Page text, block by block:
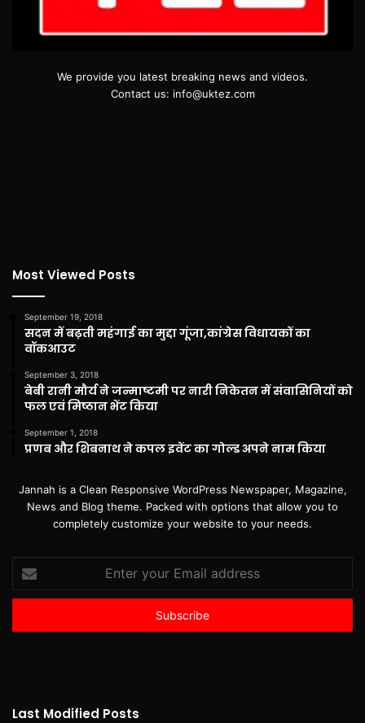
We provide you latest breaking news and videos.
Contact us: info@uktez.com
Most Viewed Posts
September 19, 2018
सदन में बढ़ती महंगाई का मुद्दा गूंजा,कांग्रेस विधायकों का
वॉकआउट
September 3, 2018
बेबी रानी मौर्य ने जन्माष्टमी पर नारी निकेतन में संवासिनियों को
फल एवं मिष्ठान भेंट किया
September 1, 2018
प्रणब और शिबनाथ ने कपल इवेंट का गोल्ड अपने नाम किया
Jannah is a Clean Responsive WordPress Newspaper, Magazine,
News and Blog theme. Packed with options that allow you to
completely customize your website to your needs.
your
Email
Last Modified Posts